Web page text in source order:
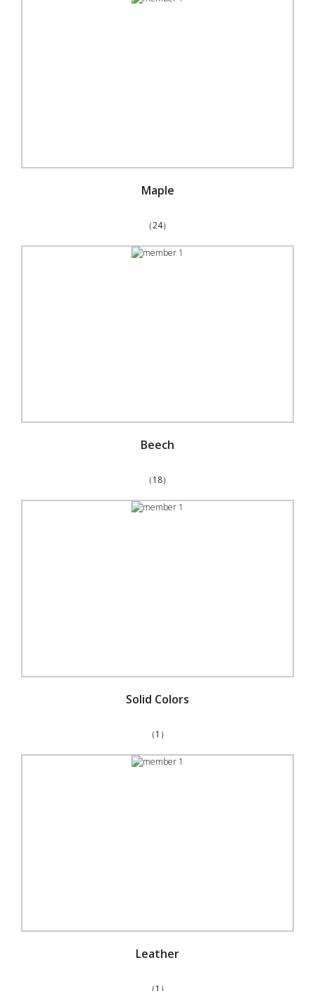
Maple
（24）
Beech
（18）
Solid Colors
（1）
Leather
（1）